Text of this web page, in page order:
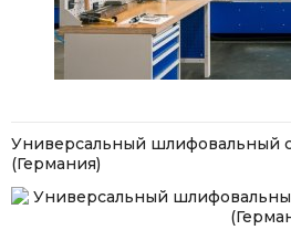
Универсальный шлифовальный
(Германия)